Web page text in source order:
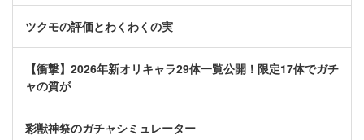
ツクモの評価とわくわくの実
【衝撃】2026年新オリキャラ29体一覧公開！限定17体でガチ
ャの質が
彩獣神祭のガチャシミュレーター